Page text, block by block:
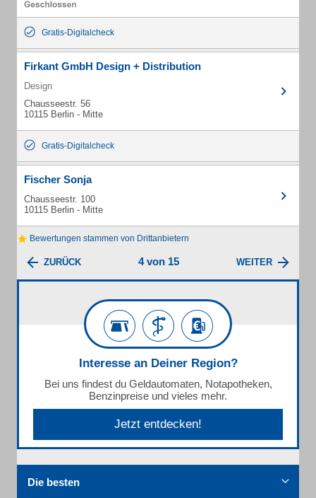
Gratis-Digitalcheck
Firkant GmbH Design + Distribution
Design
Chausseestr. 56
10115 Berlin - Mitte
Gratis-Digitalcheck
Fischer Sonja
Chausseestr. 100
10115 Berlin - Mitte
Bewertungen stammen von Drittanbietern
ZURÜCK 4 von 15 WEITER
Interesse an Deiner Region?
Bei uns findest du Geldautomaten, Notapotheken,
Benzinpreise und vieles mehr.
Jetzt entdecken!
Die besten